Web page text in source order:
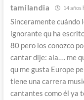
tamilandia 14 años
Sinceramente cuándo
ignorante qu ha
80 pero los conozco
cantar dije: ala…. me
qu me gusta Europe
tiene una carrera
cantantes como él ya